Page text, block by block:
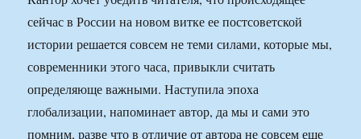
сейчас в России на новом витке ее постсоветской
истории решается совсем не теми силами, которые мы,
современники этого часа, привыкли считать
определяюще важными. Наступила эпоха
глобализации, напоминает автор, да мы и сами это
помним, разве что в отличие от автора не совсем еще